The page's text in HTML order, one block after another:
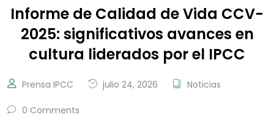
Informe de Calidad de Vida CCV-
2025: significativos avances en
cultura liderados por el IPCC
Prensa IPCC julio 24, 2026 Noticias
0 Comments